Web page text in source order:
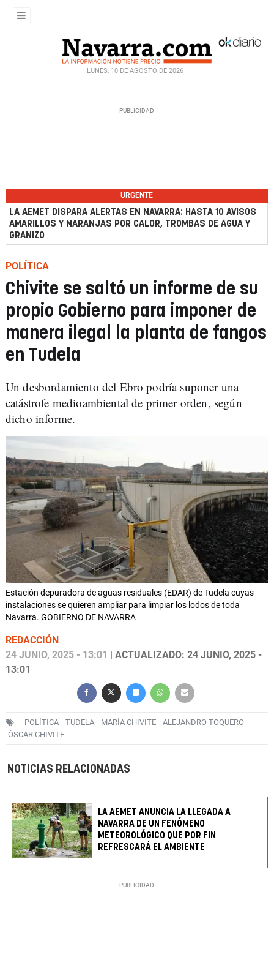
LUNES, 10 DE AGOSTO DE 2026
URGENTE
LA AEMET DISPARA ALERTAS EN NAVARRA: HASTA 10 AVISOS
AMARILLOS Y NARANJAS POR CALOR, TROMBAS DE AGUA Y
GRANIZO
POLÍTICA
Chivite se saltó un informe de su
propio Gobierno para imponer de
manera ilegal la planta de fangos
en Tudela
Un desbordamiento del Ebro podría suponer una
catástrofe medioambiental de primer orden, según
dicho informe.
Estación depuradora de aguas residuales (EDAR) de Tudela cuyas
instalaciones se quieren ampliar para limpiar los lodos de toda
Navarra. GOBIERNO DE NAVARRA
REDACCIÓN
24 JUNIO, 2025 - 13:01
| ACTUALIZADO: 24 JUNIO, 2025 -
13:01
POLÍTICA TUDELA MARÍA CHIVITE
ALEJANDRO TOQUERO
ÓSCAR CHIVITE
NOTICIAS RELACIONADAS
LA AEMET ANUNCIA LA LLEGADA A
NAVARRA DE UN FENÓMENO
METEOROLÓGICO QUE POR FIN
REFRESCARÁ EL AMBIENTE